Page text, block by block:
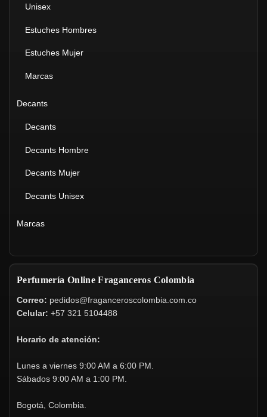
Unisex
Estuches Hombres
Estuches Mujer
Marcas
Decants
Decants
Decants Hombre
Decants Mujer
Decants Unisex
Marcas
Perfumería Online Fraganceros Colombia
Correo: pedidos@fraganceroscolombia.com.co
Celular: +57 321 5104488
Horario de atención:
Lunes a viernes 9:00 AM a 6:00 PM.
Sábados 9:00 AM a 1:00 PM.
Bogotá, Colombia.